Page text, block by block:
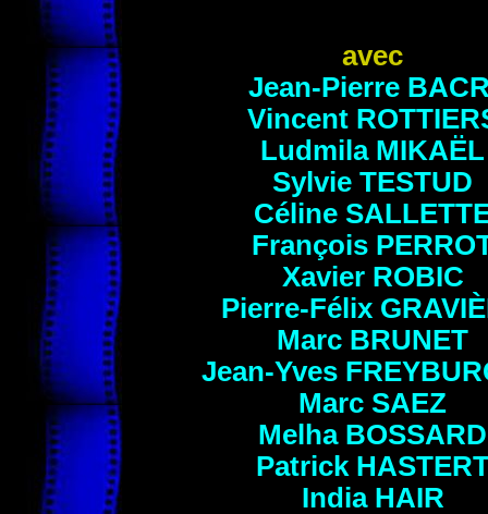
avec
Jean-Pierre
Vincent
Ludmila MIKAËL
Sylvie TESTUD
Céline
François
Xavier ROBIC
Pierre-Félix
Marc BRUNET
Jean-Yves
Marc SAEZ
Melha BOSSARD
Patrick
India HAIR